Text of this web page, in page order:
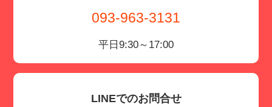
093-963-3131
平日9:30～17:00
LINEでのお問合せ